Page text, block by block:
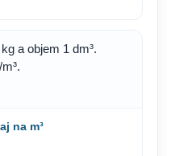
a objem 1 dm³.
na m³